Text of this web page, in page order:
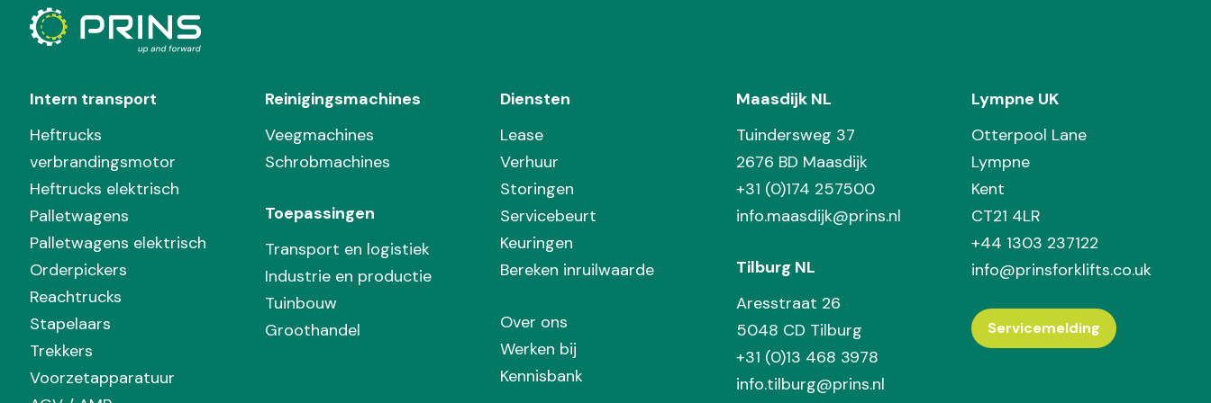
Intern transport
Heftrucks
verbrandingsmotor
Heftrucks elektrisch
Palletwagens
Palletwagens elektrisch
Orderpickers
Reachtrucks
Stapelaars
Trekkers
Voorzetapparatuur
Reinigingsmachines
Veegmachines
Schrobmachines
Toepassingen
Transport en logistiek
Industrie en productie
Tuinbouw
Groothandel
Diensten
Lease
Verhuur
Storingen
Servicebeurt
Keuringen
Bereken inruilwaarde
Over ons
Werken bij
Kennisbank
Maasdijk NL
Tuindersweg 37
2676 BD Maasdijk
+31 (0)174 257500
info.maasdijk@prins.nl
Tilburg NL
Aresstraat 26
5048 CD Tilburg
+31 (0)13 468 3978
info.tilburg@prins.nl
Lympne UK
Otterpool Lane
Lympne
Kent
CT21 4LR
+44 1303 237122
info@prinsforklifts.co.uk
Servicemelding